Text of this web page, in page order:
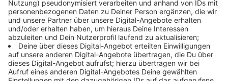
keine Geduld mehr. Wir sind auch wütend und frustriert
und völlig abgekämpft durch den Alltag zwischen
Kindern und Beruf."
Die Eltern machen sich Sorgen, wie denn nun der
Unterrichtsausfall ausgeglichen werden soll: Immerhin
seien 40 Prozent des Unterrichts ausgefallen und es